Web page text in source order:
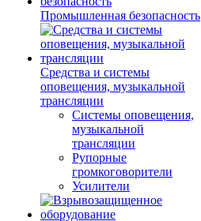
Промышленная безопасность
Средства и системы
оповещения, музыкальной
трансляции
Системы оповещения,
музыкальной
трансляции
Рупорные
громкоговорители
Усилители